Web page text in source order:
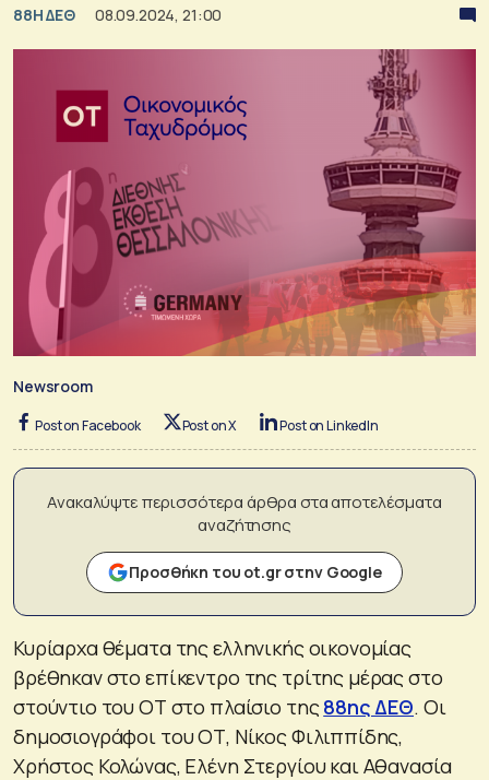
88Η ΔΕΘ 08.09.2024, 21:00
Newsroom
Post on Facebook Post on X Post on LinkedIn
Ανακαλύψτε περισσότερα άρθρα στα αποτελέσματα
αναζήτησης
Προσθήκη του ot.gr στην Google
Κυρίαρχα θέματα της ελληνικής οικονομίας
βρέθηκαν στο επίκεντρο της τρίτης μέρας στο
στούντιο του ΟΤ στο πλαίσιο της88ης ΔΕΘ. Οι
δημοσιογράφοι του ΟΤ, Νίκος Φιλιππίδης,
Χρήστος Κολώνας, Ελένη Στεργίου και Αθανασία